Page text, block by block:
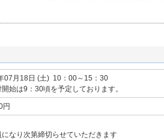
メンバーの創造的意見を引き出すファシリテータ
「ロジカル・ファシリテーション」ＰＨＰ研究所
ラフィック」「チーム・ビルディング」「ワーク
ジカル・ディスカッション」「ディシジョン・メ
日本経済新聞出版社、「ファシリテーション実践
07月18日 (土) 10：00～15：30
始は9：30頃を予定しております。
円
なり次第締切らせていただきます